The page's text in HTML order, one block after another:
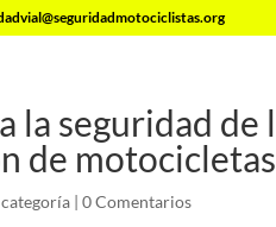
la seguridad
de motocicletas
| 0 Comentarios